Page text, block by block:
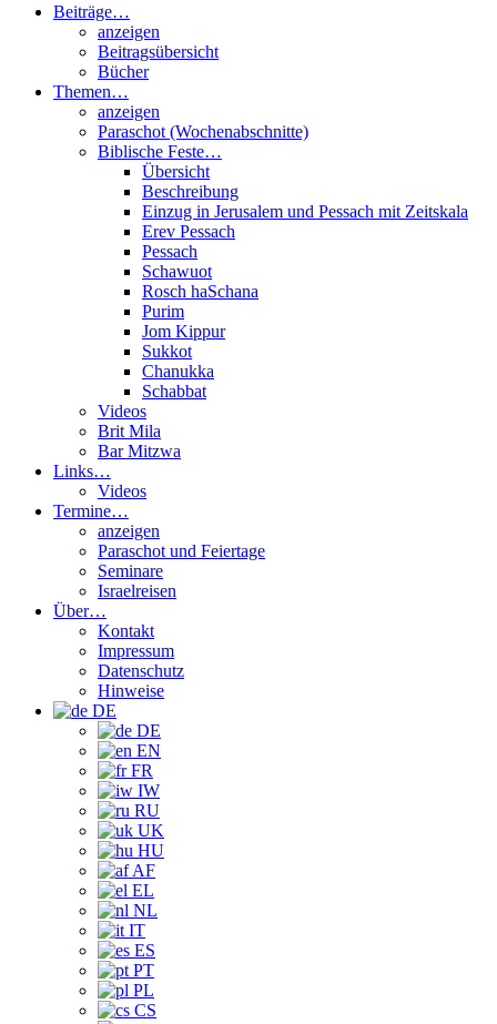
Beiträge…
anzeigen
Beitragsübersicht
Bücher
Themen…
anzeigen
Paraschot (Wochenabschnitte)
Biblische Feste…
Übersicht
Beschreibung
Einzug in Jerusalem und Pessach mit Zeitskala
Erev Pessach
Pessach
Schawuot
Rosch haSchana
Purim
Jom Kippur
Sukkot
Chanukka
Schabbat
Videos
Brit Mila
Bar Mitzwa
Links…
Videos
Termine…
anzeigen
Paraschot und Feiertage
Seminare
Israelreisen
Über…
Kontakt
Impressum
Datenschutz
Hinweise
DE
DE
EN
FR
IW
RU
UK
HU
AF
EL
NL
IT
ES
PT
PL
CS